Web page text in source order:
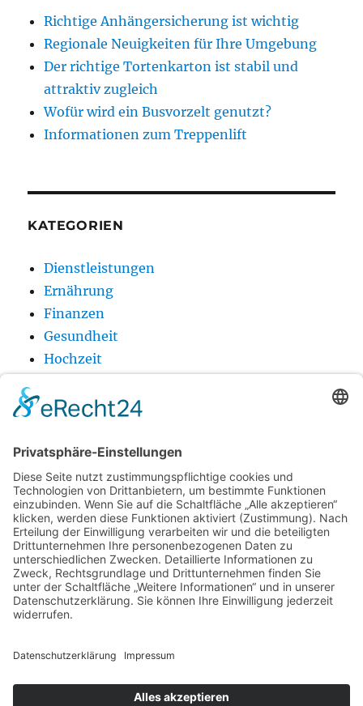
Richtige Anhängersicherung ist wichtig
Regionale Neuigkeiten für Ihre Umgebung
Der richtige Tortenkarton ist stabil und
attraktiv zugleich
Wofür wird ein Busvorzelt genutzt?
Informationen zum Treppenlift
KATEGORIEN
Dienstleistungen
Ernährung
Finanzen
Gesundheit
Hochzeit
Produkt
Urlaub
Wellness
Startseite
Urlaub